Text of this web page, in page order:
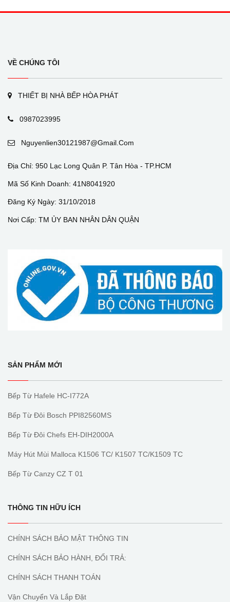
VỀ CHÚNG TÔI
THIẾT BỊ NHÀ BẾP HÒA PHÁT
0987023995
Nguyenlien30121987@gmail.com
Địa Chỉ: 950 Lạc Long Quân P. Tân Hòa - TP.HCM
Mã Số Kinh Doanh: 41N8041920
Đăng Ký Ngày: 31/10/2018
Nơi Cấp: TM ỦY BAN NHÂN DÂN QUẬN
SẢN PHẨM MỚI
Bếp Từ Hafele HC-I772A
Bếp Từ Đôi Bosch PPI82560MS
Bếp Từ Đôi Chefs EH-DIH2000A
Máy Hút Mùi Malloca K1506 TC/ K1507 TC/K1509 TC
Bếp Từ Canzy CZ T 01
THÔNG TIN HỮU ÍCH
CHÍNH SÁCH BẢO MẬT THÔNG TIN
CHÍNH SÁCH BẢO HÀNH, ĐỔI TRẢ:
CHÍNH SÁCH THANH TOÁN
Vận Chuyển Và Lắp Đặt